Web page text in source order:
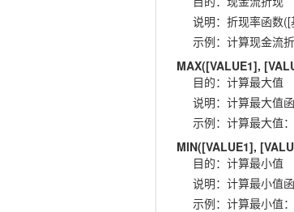
说明： 折现率函数
示例： 计算现金流
MAX([VALUE1],
目的： 计算最大值
说明： 计算最大值
示例： 计算最大值
MIN([VALUE1],
目的： 计算最小值
说明： 计算最小值
示例： 计算最小值